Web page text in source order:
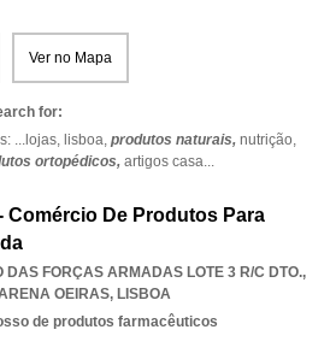
Ver no Mapa
for:
... lojas, lisboa, produtos naturais, nutrição,
ortopédicos, artigos casa...
Comércio De Produtos Para
DAS FORÇAS ARMADAS LOTE 3 R/C DTO.,
OEIRAS, LISBOA
de produtos farmacêuticos